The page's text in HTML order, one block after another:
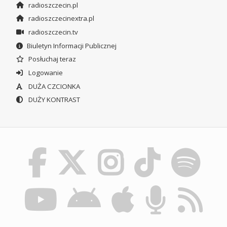
radioszczecin.pl
radioszczecinextra.pl
radioszczecin.tv
Biuletyn Informacji Publicznej
Posłuchaj teraz
Logowanie
DUŻA CZCIONKA
DUŻY KONTRAST